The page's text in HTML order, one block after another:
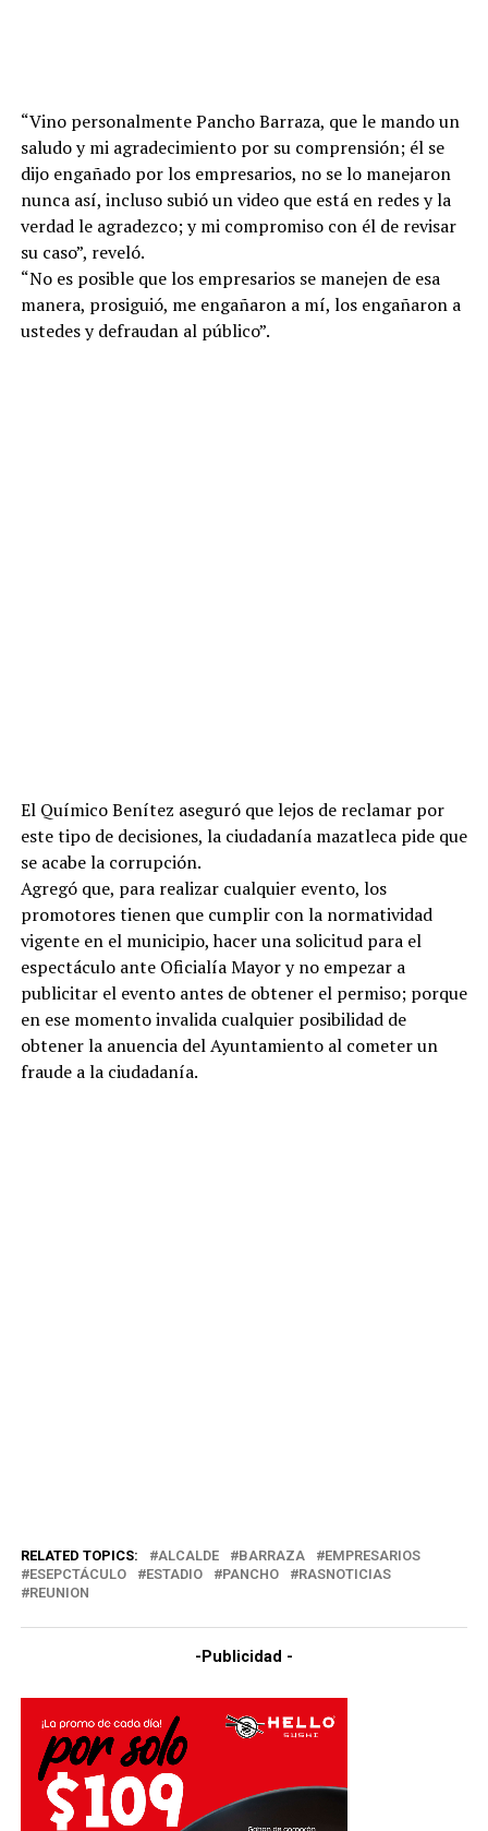
“Vino personalmente Pancho Barraza, que le mando un
saludo y mi agradecimiento por su comprensión; él se
dijo engañado por los empresarios, no se lo manejaron
nunca así, incluso subió un video que está en redes y la
verdad le agradezco; y mi compromiso con él de revisar
su caso”, reveló.
“No es posible que los empresarios se manejen de esa
manera, prosiguió, me engañaron a mí, los engañaron a
ustedes y defraudan al público”.
El Químico Benítez aseguró que lejos de reclamar por
este tipo de decisiones, la ciudadanía mazatleca pide que
se acabe la corrupción.
Agregó que, para realizar cualquier evento, los
promotores tienen que cumplir con la normatividad
vigente en el municipio, hacer una solicitud para el
espectáculo ante Oficialía Mayor y no empezar a
publicitar el evento antes de obtener el permiso; porque
en ese momento invalida cualquier posibilidad de
obtener la anuencia del Ayuntamiento al cometer un
fraude a la ciudadanía.
RELATED TOPICS: ALCALDE BARRAZA
EMPRESARIOS
ESEPCTÁCULO
ESTADIO PANCHO
RASNOTICIAS
REUNION
-Publicidad -